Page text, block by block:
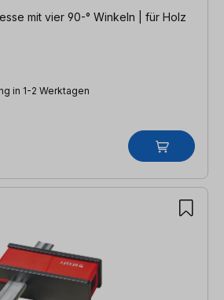
mit vier 90-° Winkeln | für Holz
in 1-2 Werktagen